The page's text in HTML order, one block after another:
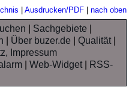
Ausdrucken/PDF| nach oben
Sachgebiete
Über buzer.de |Qualität|
Impressum
|Web-Widget|
RSS-